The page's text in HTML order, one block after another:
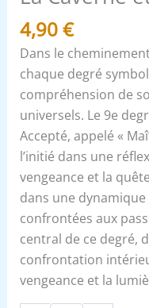
4,90€
Dans le
chaque degré
compréhension de
universels. Le 9e
Accepté, appelé «
l’initié dans une
vengeance et la
dans une
confrontées aux
central de ce degré,
confrontation
vengeance et la